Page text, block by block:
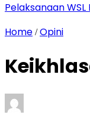
Pelaksanaan WSL
Home /Opini